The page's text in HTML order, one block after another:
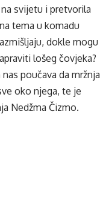
svijetu i pretvorila
tema u komadu
dokle mogu
lošeg čovjeka?
poučava da mržnja
oko njega, te je
Nedžma Čizmo.